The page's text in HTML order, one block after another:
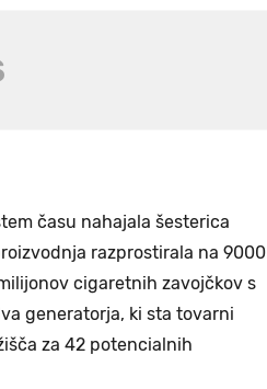
času nahajala šesterica
razprostirala na 9000
cigaretnih zavojčkov s
generatorja, ki sta tovarni
za 42 potencialnih